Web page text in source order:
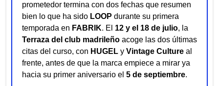
prometedor termina con dos fechas que resumen
bien lo que ha sido LOOP durante su primera
temporada en FABRIK. El 12 y el 18 de julio, la
Terraza del club madrileño acoge las dos últimas
citas del curso, con HUGEL y Vintage Culture al
frente, antes de que la marca empiece a mirar ya
hacia su primer aniversario el 5 de septiembre.